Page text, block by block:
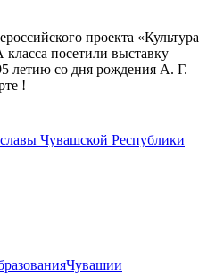
проекта «Культура
посетили выставку
летию со дня рождения А. Г.
!
Чувашской Республики